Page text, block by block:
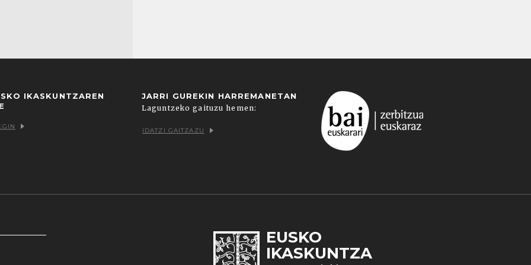
IKASKUNTZAREN
JARRI GUREKIN HARREMANETAN
Laguntzeko gaituzu hemen:
IDATZI GAITZAZU
EUSKO
IKASKUNTZA
zein hirugarrenenak. Hautatu nabigatzeko nahiago duzun cookie aukera. Guztiz desaktibatzea ere